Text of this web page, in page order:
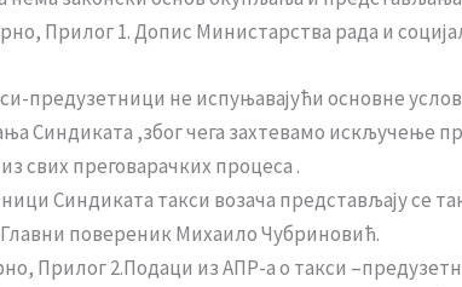
Прилог 1. Допис Министарства рада и
предузетници не испуњавајући основне
Синдиката ,због чега захтевамо искључење
свих преговарачких процеса .
Синдиката такси возача представљају се
повереник Михаило Чубриновић.
Прилог 2.Подаци из АПР-а о такси